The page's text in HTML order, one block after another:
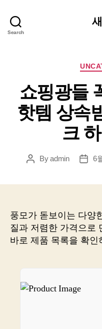
Search
쇼핑광들
핫템 상속
크
PostByadmin
Post
6
풍모가 돋보이는 다양
질과 저렴한 가격으로
바로 제품 목록을 확인